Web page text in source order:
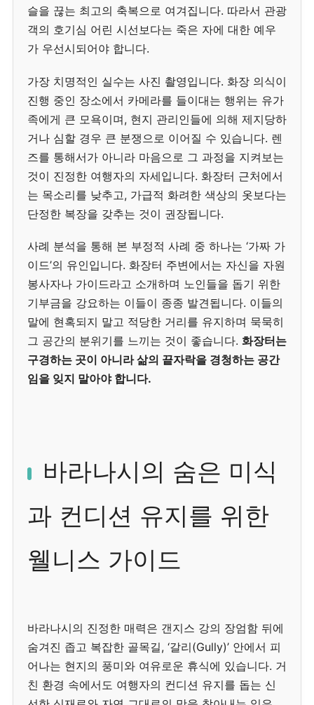
슬을 끊는 최고의 축복으로 여겨집니다. 따라서 관광
객의 호기심 어린 시선보다는 죽은 자에 대한 예우
가 우선시되어야 합니다.
가장 치명적인 실수는 사진 촬영입니다. 화장 의식이
진행 중인 장소에서 카메라를 들이대는 행위는 유가
족에게 큰 모욕이며, 현지 관리인들에 의해 제지당하
거나 심할 경우 큰 분쟁으로 이어질 수 있습니다. 렌
즈를 통해서가 아니라 마음으로 그 과정을 지켜보는
것이 진정한 여행자의 자세입니다. 화장터 근처에서
는 목소리를 낮추고, 가급적 화려한 색상의 옷보다는
단정한 복장을 갖추는 것이 권장됩니다.
사례 분석을 통해 본 부정적 사례 중 하나는 ‘가짜 가
이드’의 유인입니다. 화장터 주변에서는 자신을 자원
봉사자나 가이드라고 소개하며 노인들을 돕기 위한
기부금을 강요하는 이들이 종종 발견됩니다. 이들의
말에 현혹되지 말고 적당한 거리를 유지하며 묵묵히
그 공간의 분위기를 느끼는 것이 좋습니다. 화장터는
구경하는 곳이 아니라 삶의 끝자락을 경청하는 공간
임을 잊지 말아야 합니다.
바라나시의 숨은 미식
과 컨디션 유지를 위한
웰니스 가이드
바라나시의 진정한 매력은 갠지스 강의 장엄함 뒤에
숨겨진 좁고 복잡한 골목길, ‘갈리(Gully)’ 안에서 피
어나는 현지의 풍미와 여유로운 휴식에 있습니다. 거
친 환경 속에서도 여행자의 컨디션 유지를 돕는 신